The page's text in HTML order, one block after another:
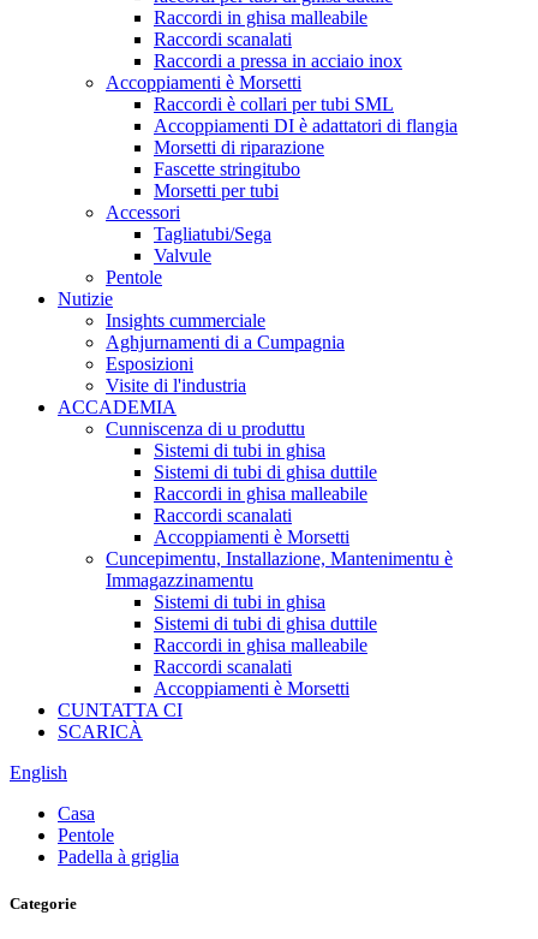
Raccordi in ghisa malleabile
Raccordi scanalati
Raccordi a pressa in acciaio inox
Accoppiamenti è Morsetti
Raccordi è collari per tubi SML
Accoppiamenti DI è adattatori di flangia
Morsetti di riparazione
Fascette stringitubo
Morsetti per tubi
Accessori
Tagliatubi/Sega
Valvule
Pentole
Nutizie
Insights cummerciale
Aghjurnamenti di a Cumpagnia
Esposizioni
Visite di l'industria
ACCADEMIA
Cunniscenza di u produttu
Sistemi di tubi in ghisa
Sistemi di tubi di ghisa duttile
Raccordi in ghisa malleabile
Raccordi scanalati
Accoppiamenti è Morsetti
Cuncepimentu, Installazione, Mantenimentu è
Immagazzinamentu
Sistemi di tubi in ghisa
Sistemi di tubi di ghisa duttile
Raccordi in ghisa malleabile
Raccordi scanalati
Accoppiamenti è Morsetti
CUNTATTA CI
SCARICÀ
English
Casa
Pentole
Padella à griglia
Categorie